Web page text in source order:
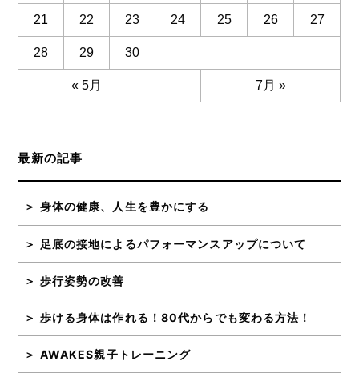
« 5月 7月 »
21 22 23 24 25 26 27
28 29 30
最新の記事
身体の健康、人生を豊かにする
足底の接地によるパフォーマンスアップについて
歩行姿勢の改善
歩ける身体は作れる！80代からでも変わる方法！
AWAKES親子トレーニング